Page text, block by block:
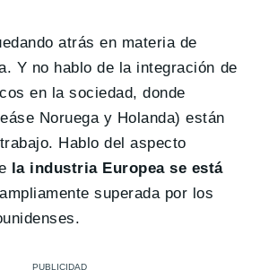
atrás en materia de
Y no hablo de la integración de
en la sociedad, donde
Noruega y Holanda) están
Hablo del aspecto
la industria Europea se está
superada por los